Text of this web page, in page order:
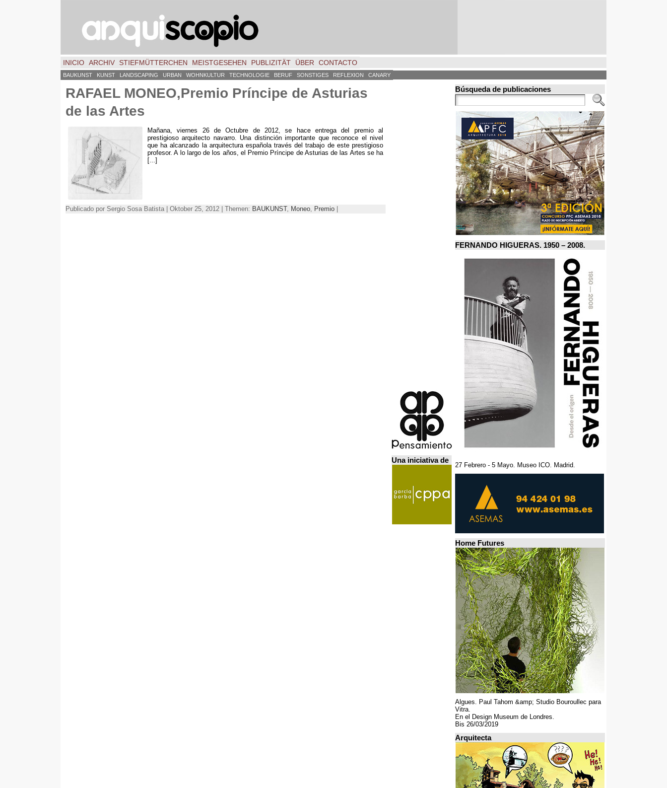
INICIO ARCHIV STIEFMÜTTERCHEN MEISTGESEHEN PUBLIZITÄT ÜBER CONTACTO
BAUKUNST KUNST LANDSCAPING URBAN WOHNKULTUR TECHNOLOGIE BERUF SONSTIGES REFLEXION CANARY
RAFAEL MONEO,Premio Príncipe de Asturias
de las Artes
Mañana ,viernes 26de Octubre de2012,se hace entrega del premio al
prestigioso arquitecto navarro. Una distinción importante que reconoce el nivel
que ha alcanzado la arquitectura española través del trabajo de este prestigioso
profesor.A lo largo de los años el Premio Príncipe de Asturias de las Artes se ha
[...]
Publicado por Sergio Sosa Batista | Oktober 25, 2012 | Themen: BAUKUNST, Moneo Premio
Una iniciativa de
Búsqueda de publicaciones
FERNANDO HIGUERAS. 1950 – 2008.
27 Febrero - 5 Mayo. Museo ICO. Madrid.
Home Futures
Algues. Paul Tahom &amp; Studio Bouroullec para
Vitra.
En el Design Museum de Londres.
Bis 26/03/2019
Arquitecta